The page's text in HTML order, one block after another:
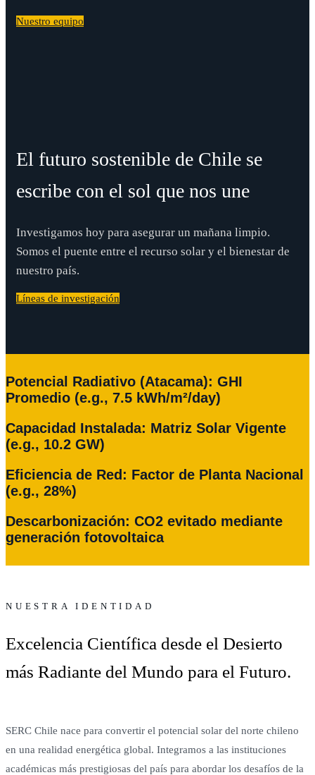
Nuestro equipo
El futuro sostenible de Chile se
escribe con el sol que nos une
Investigamos hoy para asegurar un mañana limpio.
Somos el puente entre el recurso solar y el bienestar de
nuestro país.
Líneas de investigación
Potencial Radiativo (Atacama): GHI
Promedio (e.g., 7.5 kWh/m²/day)
Capacidad Instalada: Matriz Solar Vigente
(e.g., 10.2 GW)
Eficiencia de Red: Factor de Planta Nacional
(e.g., 28%)
Descarbonización: CO2 evitado mediante
generación fotovoltaica
NUESTRA IDENTIDAD
Excelencia Científica desde el Desierto
más Radiante del Mundo para el Futuro.
SERC Chile nace para convertir el potencial solar del norte chileno
en una realidad energética global. Integramos a las instituciones
académicas más prestigiosas del país para abordar los desafíos de la